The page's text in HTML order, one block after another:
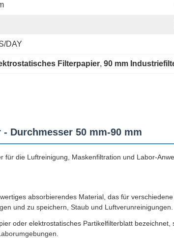
DAY
Filterpapier, 90 mm
Durchmesser 50 mm-90 mm
für die Luftreinigung, Maskenfiltration und Labor-
absorbierendes Material, das für
und zu speichern, Staub und Luftverunreinigungen.
oder elektrostatisches Partikelfilterblatt